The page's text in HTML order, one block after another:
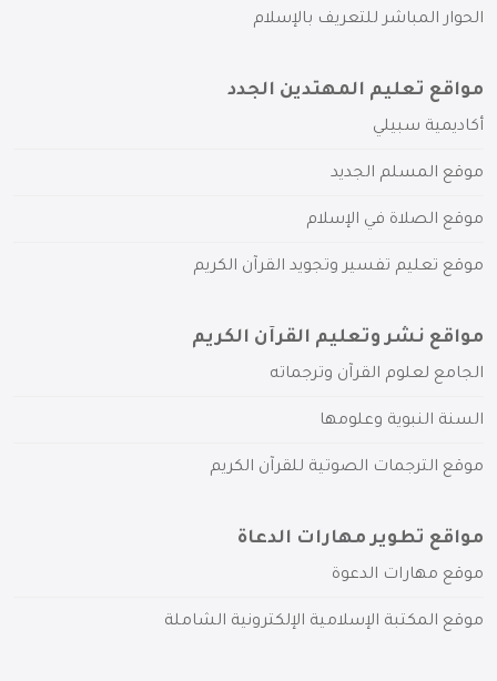
الحوار المباشر للتعريف بالإسلام
مواقع تعليم المهتدين الجدد
أكاديمية سبيلي
موقع المسلم الجديد
موقع الصلاة في الإسلام
موقع تعليم تفسير وتجويد القرآن الكريم
مواقع نشر وتعليم القرآن الكريم
الجامع لعلوم القرآن وترجماته
السنة النبوية وعلومها
موقع الترجمات الصوتية للقرآن الكريم
مواقع تطوير مهارات الدعاة
موقع مهارات الدعوة
موقع المكتبة الإسلامية الإلكترونية الشاملة